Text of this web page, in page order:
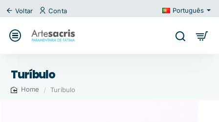
Voltar Conta Português
Turíbulo
Turíbulo